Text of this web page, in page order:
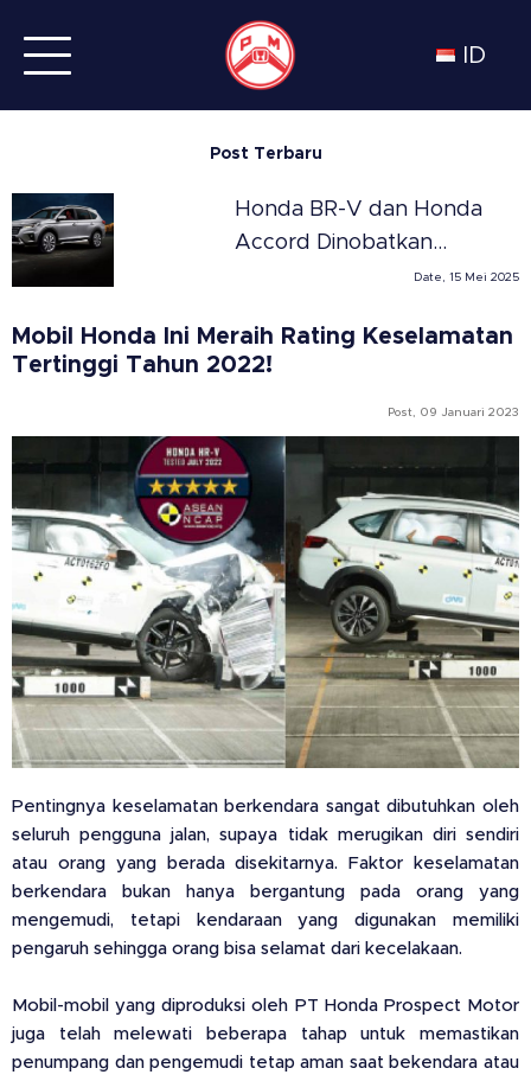
ID
Mobil Honda Ini Meraih Rating Keselamatan
Tertinggi Tahun 2022!
Post, 09 Januari 2023
Pentingnya keselamatan berkendara sangat dibutuhkan oleh
seluruh pengguna jalan, supaya tidak merugikan diri sendiri
atau orang yang berada disekitarnya. Faktor keselamatan
berkendara bukan hanya bergantung pada orang yang
mengemudi, tetapi kendaraan yang digunakan memiliki
pengaruh sehingga orang bisa selamat dari kecelakaan.
Mobil-mobil yang diproduksi oleh PT Honda Prospect Motor
juga telah melewati beberapa tahap untuk memastikan
penumpang dan pengemudi tetap aman saat bekendara atau
Post Terbaru
Honda BR-V dan Honda
Accord Dinobatkan
Sebagai SUV dan Sedan
Meksiko versi Automovil
Panamericano
Date, 15 Mei 2025